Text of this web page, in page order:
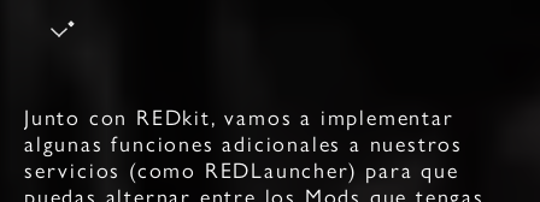
Junto con REDkit, vamos a implementar
algunas funciones adicionales a nuestros
servicios (como REDLauncher) para que